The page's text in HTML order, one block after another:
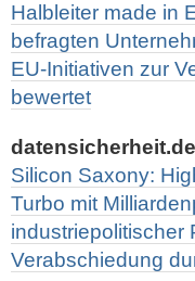
Halbleiter made in
befragten
EU-Initiativen zur
bewertet
datensicherheit.de
Silicon Saxony:
Turbo mit
industriepolitischer
Verabschiedung